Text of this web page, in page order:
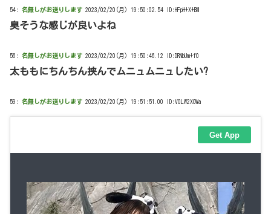
54: 名無しがお送りします 2023/02/20(月) 19:50:02.54 ID:HFpH+X+BM
臭そうな感じが良いよね
56: 名無しがお送りします 2023/02/20(月) 19:50:46.12 ID:DRNbUm+f0
太ももにちんちん挟んでムニュムニュしたい?
59: 名無しがお送りします 2023/02/20(月) 19:51:51.00 ID:V0LW2XOWa